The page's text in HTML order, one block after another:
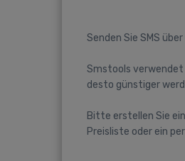
Senden Sie SMS
Smstools
desto günstiger
Bitte erstellen Sie
Preisliste oder ein